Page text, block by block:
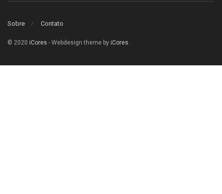
Sobre Contato
© 2020 iCores - Webdesign theme by iCores.